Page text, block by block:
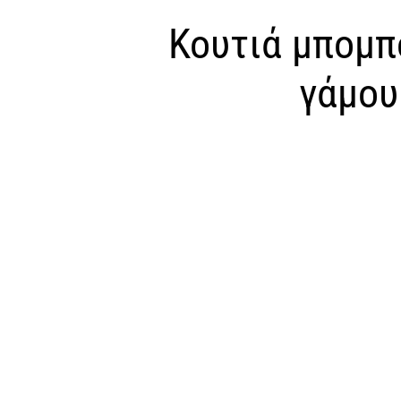
Κουτιά
γάμου